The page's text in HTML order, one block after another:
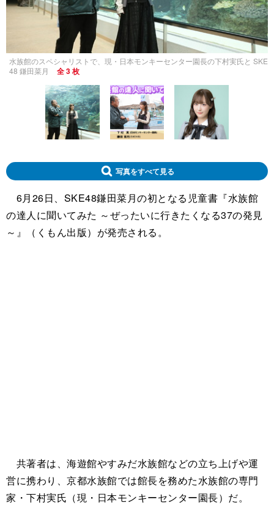
水族館のスペシャリストで、現・日本モンキーセンター園長の下村実氏と SKE
48 鎌田菜月
全 3 枚
写真をすべて見る
6月26日、SKE48鎌田菜月の初となる児童書『水族館
の達人に聞いてみた ～ぜったいに行きたくなる37の発見
～』（くもん出版）が発売される。
共著者は、海遊館やすみだ水族館などの立ち上げや運
営に携わり、京都水族館では館長を務めた水族館の専門
家・下村実氏（現・日本モンキーセンター園長）だ。